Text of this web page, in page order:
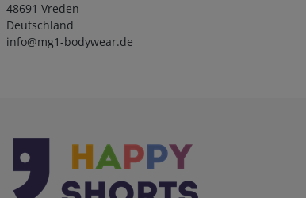
48691 Vreden
Deutschland
info@mg1-bodywear.de